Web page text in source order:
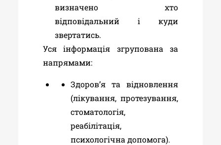
визначено хто
відповідальний і куди
звертатись.
Уся інформація згрупована за
напрямами:
Здоров’я та відновлення
(лікування, протезування,
стоматологія,
реабілітація,
психологічна допомога).